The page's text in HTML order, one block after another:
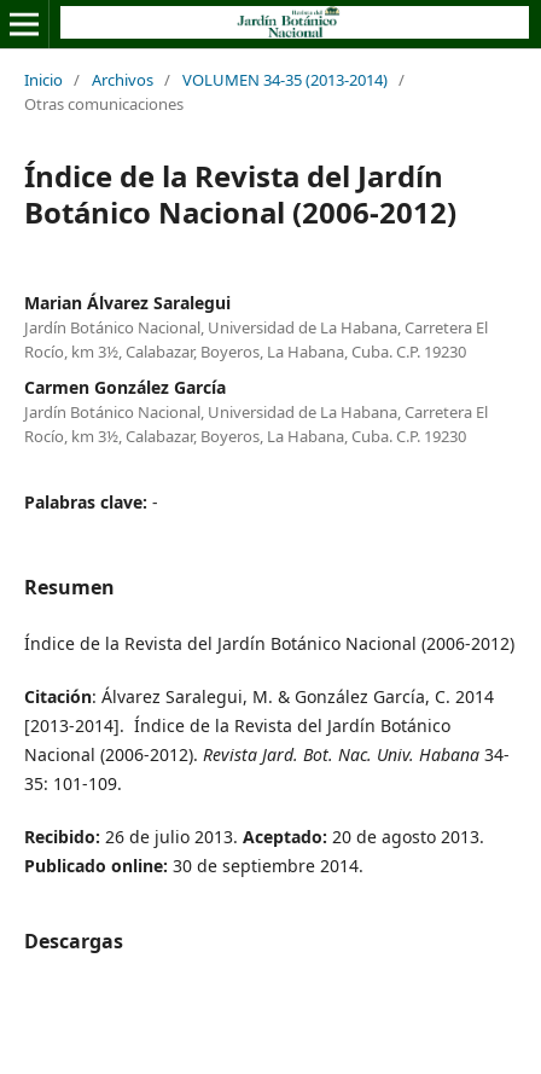
Inicio / Archivos / VOLUMEN 34-35 (2013-2014) /
Otras comunicaciones
Índice de la Revista del Jardín
Botánico Nacional (2006-2012)
Marian Álvarez Saralegui
Jardín Botánico Nacional, Universidad de La Habana, Carretera El
Rocío, km 3½, Calabazar, Boyeros, La Habana, Cuba. C.P. 19230
Carmen González García
Jardín Botánico Nacional, Universidad de La Habana, Carretera El
Rocío, km 3½, Calabazar, Boyeros, La Habana, Cuba. C.P. 19230
Palabras clave: -
Resumen
Índice de la Revista del Jardín Botánico Nacional (2006-2012)
Citación: Álvarez Saralegui, M. & González García, C. 2014
[2013-2014]. Índice de la Revista del Jardín Botánico
Nacional (2006-2012). Revista Jard. Bot. Nac. Univ. Habana34-
35: 101-109.
Recibido: 26 de julio 2013. Aceptado: 20 de agosto 2013.
Publicado online: 30 de septiembre 2014.
Descargas